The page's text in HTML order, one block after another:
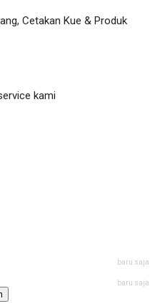
Cetakan Kue & Produk
kami
baru saja
baru saja